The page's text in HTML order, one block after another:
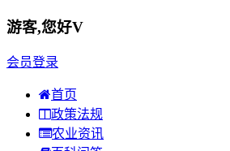
游客,您好V
会员登录
首页
政策法规
农业资讯